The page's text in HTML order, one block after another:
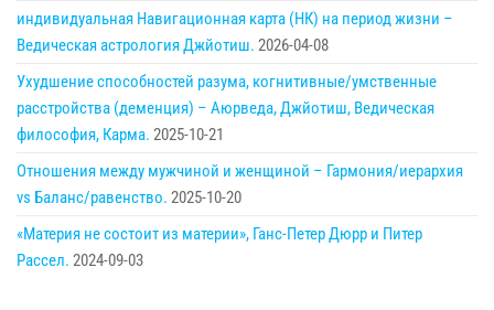
индивидуальная Навигационная карта (НК) на период жизни –
Ведическая астрология Джйотиш. 2026-04-08
Ухудшение способностей разума, когнитивные/умственные
расстройства (деменция) – Аюрведа, Джйотиш, Ведическая
философия, Карма. 2025-10-21
Отношения между мужчиной и женщиной – Гармония/иерархия
vs Баланс/равенство. 2025-10-20
«Материя не состоит из материи», Ганс-Петер Дюрр и Питер
Рассел. 2024-09-03